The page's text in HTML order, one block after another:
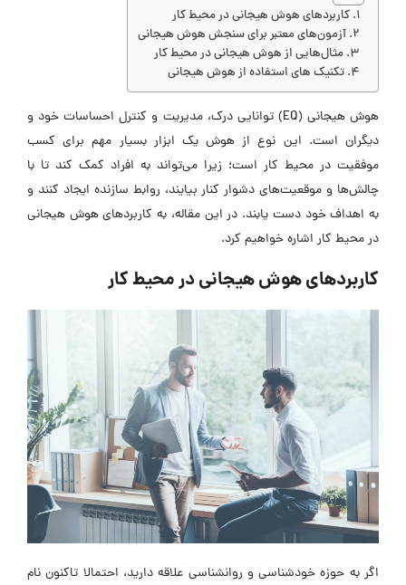
کاربردهای هوش هیجانی در محیط کار
آزمون‌های معتبر برای سنجش هوش هیجانی
مثال‌هایی از هوش هیجانی در محیط کار
تکنیک های استفاده از هوش هیجانی
هوش هیجانی (EQ) توانایی درک، مدیریت و کنترل احساسات خود و
دیگران است. این نوع از هوش یک ابزار بسیار مهم برای کسب
موفقیت در محیط کار است؛ زیرا می‌تواند به افراد کمک کند تا با
چالش‌ها و موقعیت‌های دشوار کنار بیایند، روابط سازنده ایجاد کنند و
به اهداف خود دست یابند. در این مقاله، به کاربردهای هوش هیجانی
در محیط کار اشاره خواهیم کرد.
کاربردهای هوش هیجانی در محیط کار
اگر به حوزه خودشناسی و روانشناسی علاقه دارید، احتمالا تاکنون نام